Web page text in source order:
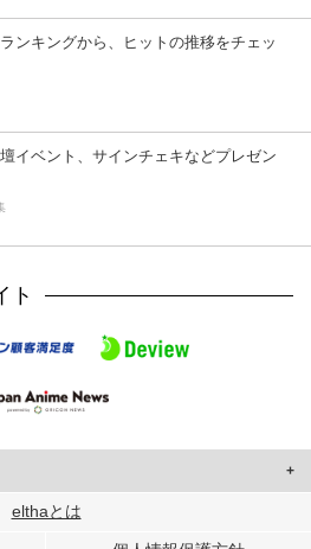
ンキングから、ヒットの推移をチェッ
イベント、サインチェキなどプレゼン
ト
、ユーザーに合わせたコンテンツや広告の
elthaとは